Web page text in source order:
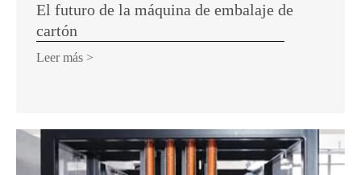
El futuro de la máquina de embalaje de
cartón
Leer más >